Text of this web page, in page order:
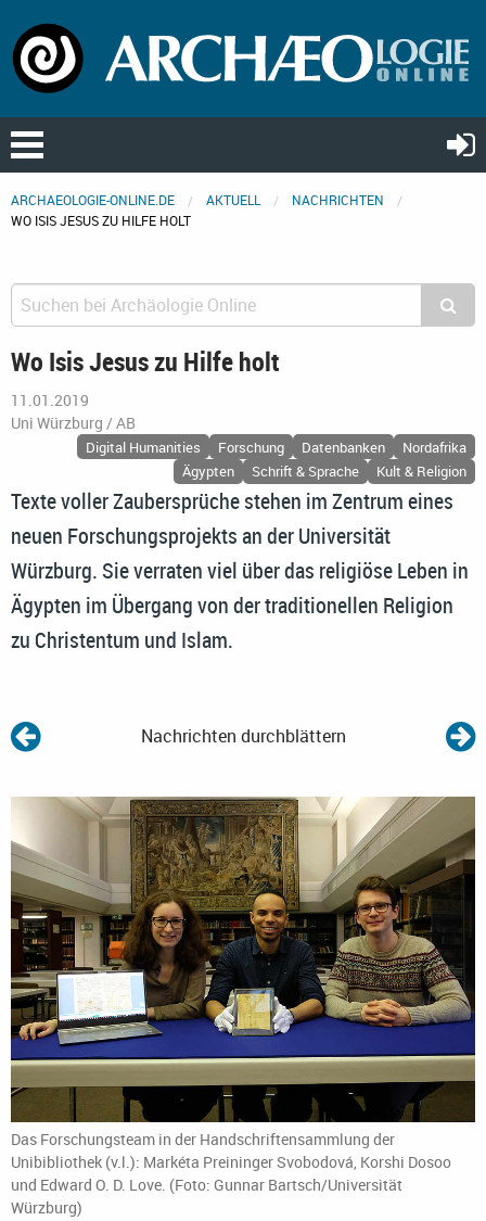
ARCHAEOLOGIE-ONLINE.DE AKTUELL
NACHRICHTEN
WO ISIS JESUS ZU HILFE HOLT
Wo Isis Jesus zu Hilfe holt
11.01.2019
Uni Würzburg / AB
Digital Humanities Forschung Datenbanken
Nordafrika
Ägypten
Schrift & Sprache Kult & Religion
Texte voller Zaubersprüche stehen im Zentrum eines
neuen Forschungsprojekts an der Universität
Würzburg. Sie verraten viel über das religiöse Leben in
Ägypten im Übergang von der traditionellen Religion
zu Christentum und Islam.
Nachrichten durchblättern
Das Forschungsteam in der Handschriftensammlung der
Unibibliothek (v.l.): Markéta Preininger Svobodová, Korshi Dosoo
und Edward O. D. Love. (Foto: Gunnar Bartsch/Universität
Würzburg)